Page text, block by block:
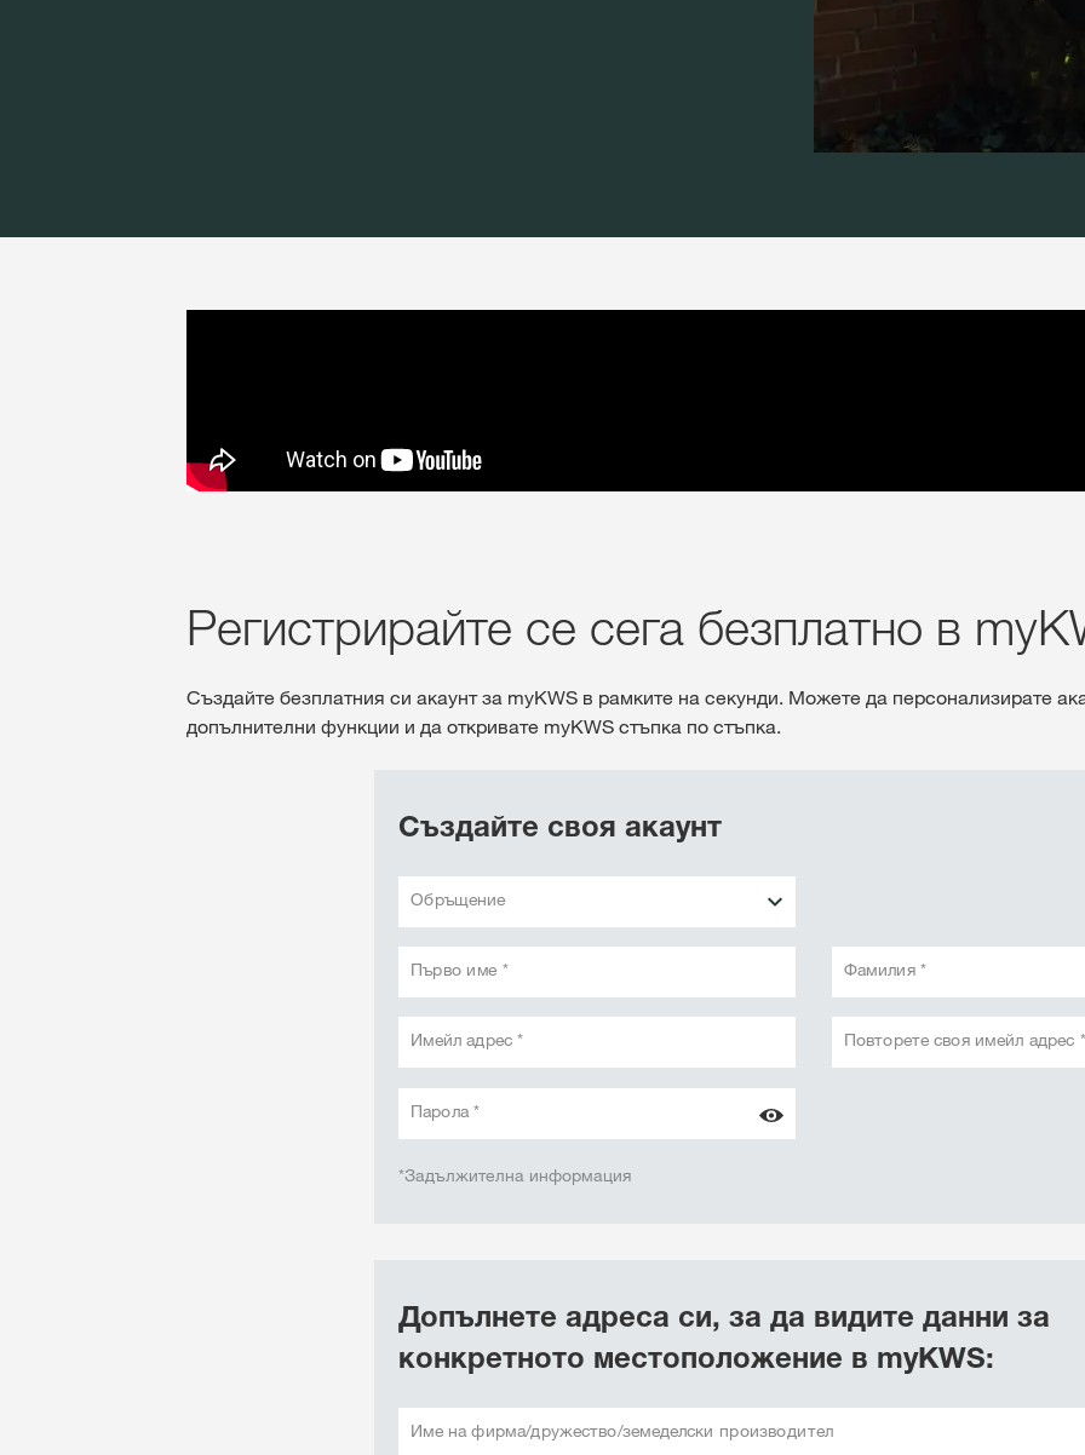
Регистрирайте се сега безплатно в
Създайте безплатния си акаунт за myKWS в рамките на секунди. Можете да персонализирате
допълнителни функции и да откривате myKWS стъпка по стъпка.
Създайте своя акаунт
Обръщение
Първо име * Фамилия *
Имейл адрес * Повторете своя имейл адрес
Парола *
*Задължителна информация
Допълнете адреса си, за да видите данни за
конкретното местоположение в myKWS:
Име на фирма/дружество/земеделски производител